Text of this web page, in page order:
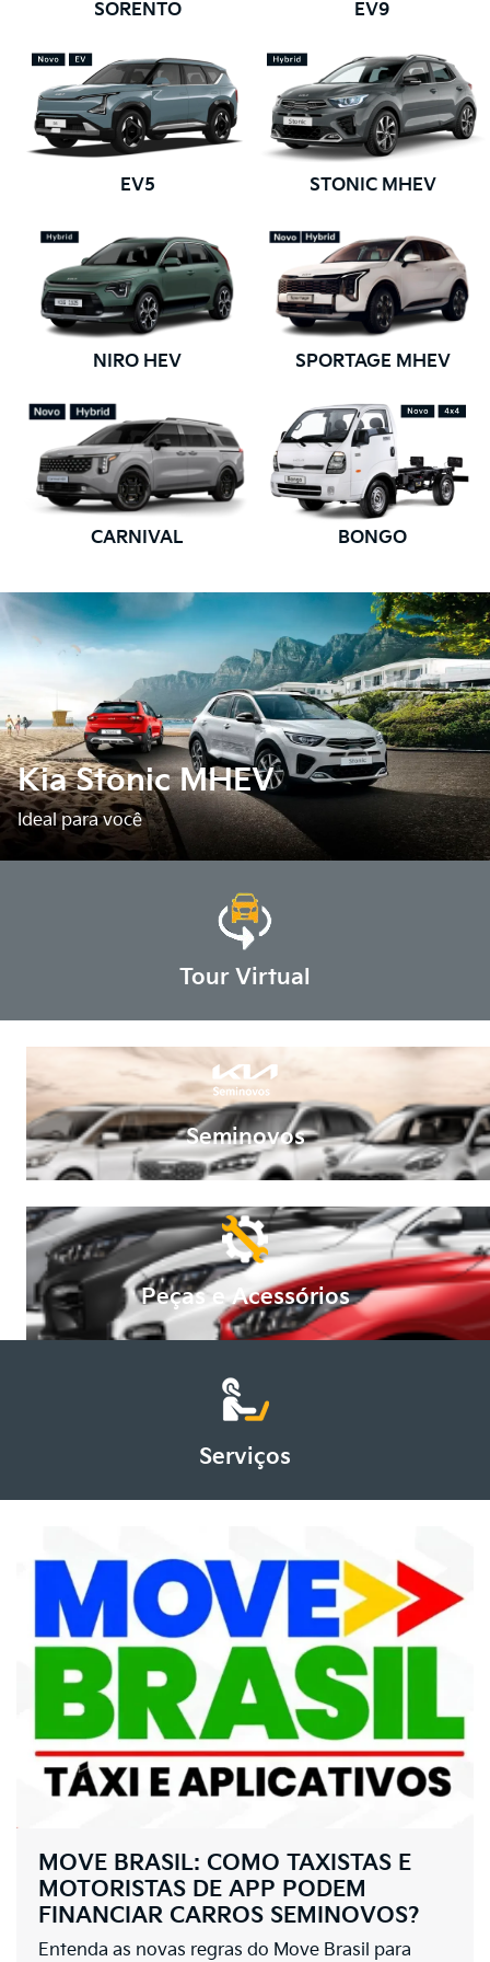
SORENTO EV9
EV5 STONIC MHEV
NIRO HEV SPORTAGE MHEV
CARNIVAL BONGO
Kia Stonic MHEV
Ideal para você
Tour Virtual
Seminovos
Peças e Acessórios
Serviços
MOVE BRASIL: COMO TAXISTAS E
MOTORISTAS DE APP PODEM
FINANCIAR CARROS SEMINOVOS?
Entenda as novas regras do Move Brasil para